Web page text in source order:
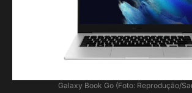
Galaxy Book Go (Foto: Reprodução/